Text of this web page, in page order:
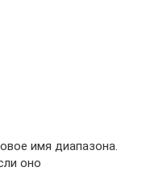
имя диапазона.
оно